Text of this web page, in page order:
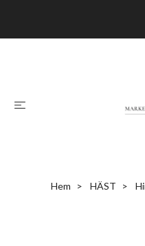
Hem HÄST